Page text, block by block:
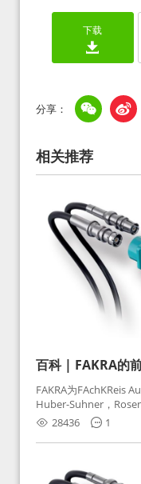
下载
相关推荐
百科 | FAKRA的
FAKRA为FAchKReis
Huber-Suhner，
Huber-Suhner相关连
Rosenberger）缩写
接，如今FAKRA已成
28436 1